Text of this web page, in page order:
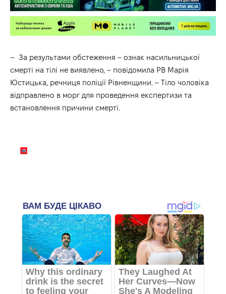
– За результами обстеження – ознак насильницької
смерті на тілі не виявлено, – повідомила РВ Марія
Юстицька, речниця поліції Рівненщини. – Тіло чоловіка
відправлено в морг для проведення експертизи та
встановлення причини смерті.